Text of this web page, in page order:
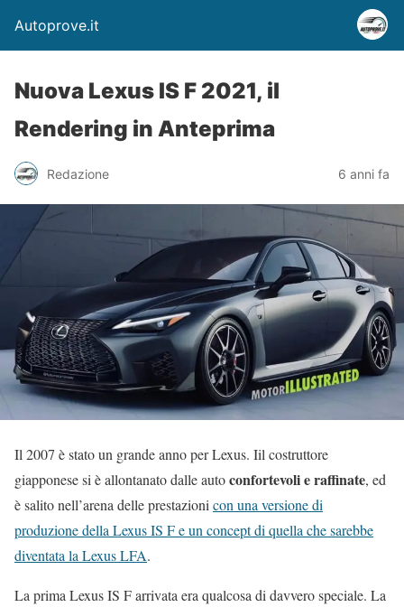
Autoprove.it
Nuova Lexus IS F 2021, il
Rendering in Anteprima
Redazione 6 anni fa
Il 2007 è stato un grande anno per Lexus. Iil costruttore
giapponese si è allontanato dalle autoconfortevoli e raffinate, ed
è salito nell’arena delle prestazioni con una versione di
produzione della Lexus IS F e un concept di quella che sarebbe
diventata la Lexus LFA.
La prima Lexus IS F arrivata era qualcosa di davvero speciale. La